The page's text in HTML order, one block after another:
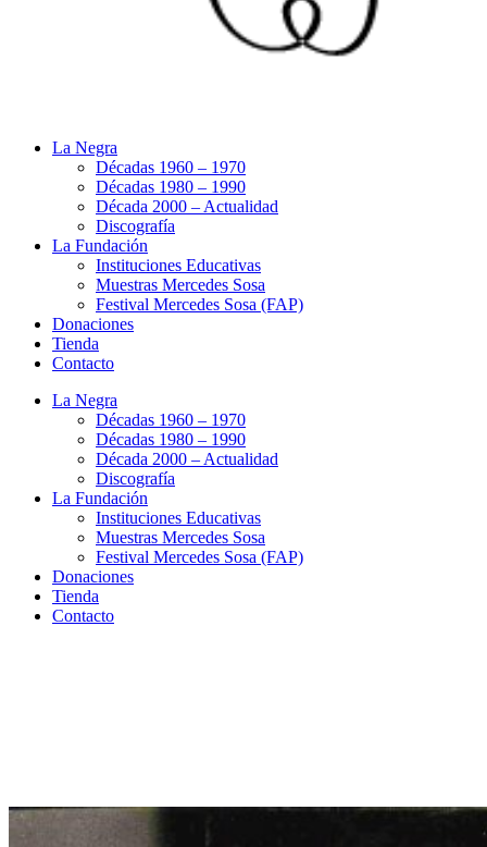
La Negra
Décadas 1960 – 1970
Décadas 1980 – 1990
Década 2000 – Actualidad
Discografía
La Fundación
Instituciones Educativas
Muestras Mercedes Sosa
Festival Mercedes Sosa (FAP)
Donaciones
Tienda
Contacto
La Negra
Décadas 1960 – 1970
Décadas 1980 – 1990
Década 2000 – Actualidad
Discografía
La Fundación
Instituciones Educativas
Muestras Mercedes Sosa
Festival Mercedes Sosa (FAP)
Donaciones
Tienda
Contacto